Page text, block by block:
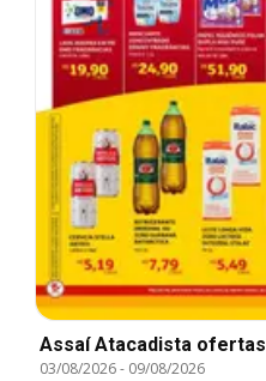
Assaí Atacadista ofertas
03/08/2026- 09/08/2026